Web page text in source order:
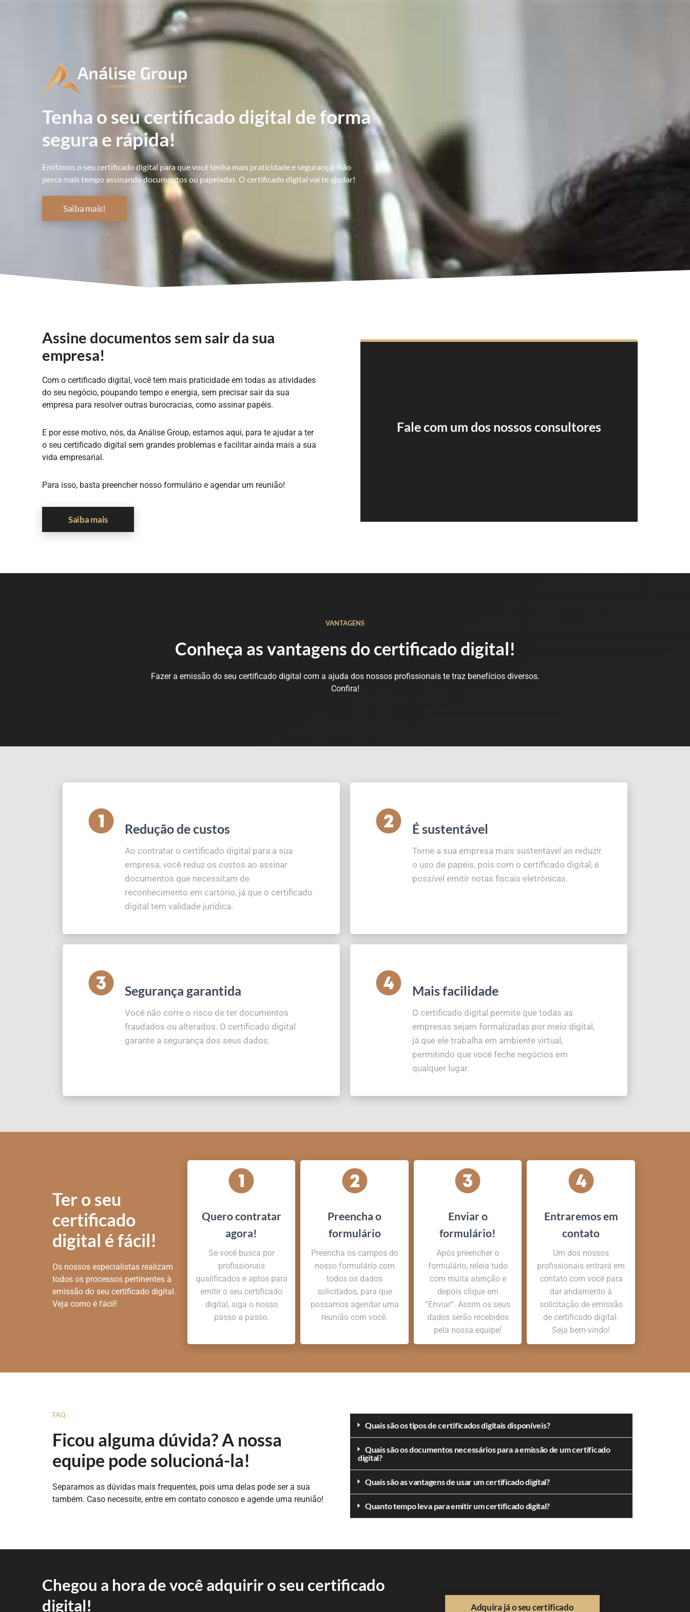
Tenha o seu certificado digital de forma
segura e rápida!
Emitimos o seu certificado digital para que você tenha mais praticidade e segurança. Não
perca mais tempo assinando documentos ou papeladas. O certificado digital vai te ajudar!
Saiba mais!
Assine documentos sem sair da sua
empresa!
Com o certificado digital, você tem mais praticidade em todas as atividades
do seu negócio, poupando tempo e energia, sem precisar sair da sua
empresa para resolver outras burocracias, como assinar papéis.
E por esse motivo, nós, da Análise Group, estamos aqui, para te ajudar a ter
o seu certificado digital sem grandes problemas e facilitar ainda mais a sua
vida empresarial.
Para isso, basta preencher nosso formulário e agendar um reunião!
Saiba mais
Fale com um dos nossos consultores
VANTAGENS
Conheça as vantagens do certificado digital!
Fazer a emissão do seu certificado digital com a ajuda dos nossos profissionais te traz benefícios diversos.
Confira!
Redução de custos
Ao contratar o certificado digital para a sua
empresa, você reduz os custos ao assinar
documentos que necessitam de
reconhecimento em cartório, já que o certificado
digital tem validade jurídica.
É sustentável
Torne a sua empresa mais sustentável ao reduzir
o uso de papéis, pois com o certificado digital, é
possível emitir notas fiscais eletrônicas.
Segurança garantida
Você não corre o risco de ter documentos
fraudados ou alterados. O certificado digital
garante a segurança dos seus dados.
Mais facilidade
O certificado digital permite que todas as
empresas sejam formalizadas por meio digital,
já que ele trabalha em ambiente virtual,
permitindo que você feche negócios em
qualquer lugar.
Ter o seu
certificado
digital é fácil!
Os nossos especialistas realizam
todos os processos pertinentes à
emissão do seu certificado digital.
Veja como é fácil!
Quero contratar
agora!
Se você busca por
profissionais
qualificados e aptos para
emitir o seu certificado
digital, siga o nosso
passo a passo.
Preencha o
formulário
Preencha os campos do
nosso formulário com
todos os dados
solicitados, para que
possamos agendar uma
reunião com você.
Enviar o
formulário!
Após preencher o
formulário, releia tudo
com muita atenção e
depois clique em
“Enviar”. Assim os seus
dados serão recebidos
pela nossa equipe!
Entraremos em
contato
Um dos nossos
profissionais entrará em
contato com você para
dar andamento à
solicitação de emissão
de certificado digital.
Seja bem-vindo!
FAQ
Ficou alguma dúvida? A nossa
equipe pode solucioná-la!
Separamos as dúvidas mais frequentes, pois uma delas pode ser a sua
também. Caso necessite, entre em contato conosco e agende uma reunião!
Quais são os tipos de certificados digitais disponíveis?
Quais são os documentos necessários para a emissão de um certificado
digital?
Quais são as vantagens de usar um certificado digital?
Quanto tempo leva para emitir um certificado digital?
Chegou a hora de você adquirir o seu certificado
digital!
Adquira já o seu certificado